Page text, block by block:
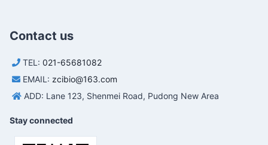
Contact us
TEL: 021-65681082
EMAIL: zcibio@163.com
ADD: Lane 123, Shenmei Road, Pudong New Area
Stay connected